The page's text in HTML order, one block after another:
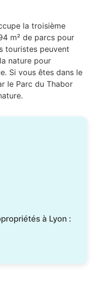
la troisième
m² de parcs pour
touristes peuvent
nature pour
Si vous êtes dans le
le Parc du Thabor
à Lyon :